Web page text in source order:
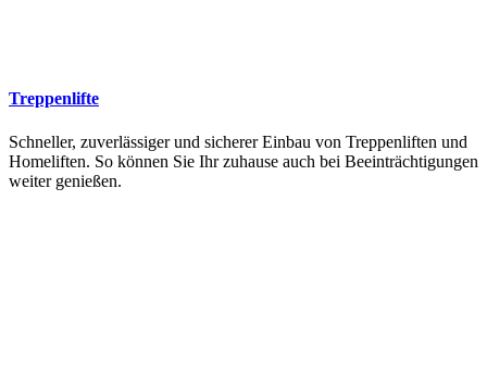
Treppenlifte
Schneller, zuverlässiger und sicherer Einbau von Treppenliften und
Homeliften. So können Sie Ihr zuhause auch bei Beeinträchtigungen
weiter genießen.